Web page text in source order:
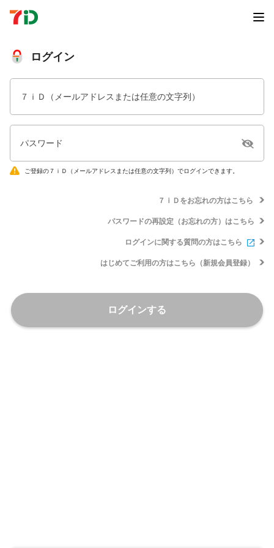
ログイン
７ｉＤ（メールアドレスまたは任意の文字列）
パスワード
ご登録の７ｉＤ（メールアドレスまたは任意の文字列）でログインできます。
７ｉＤをお忘れの方はこちら
パスワードの再設定（お忘れの方）はこちら
ログインに関する質問の方はこちら
はじめてご利用の方はこちら（新規会員登録）
ログインする